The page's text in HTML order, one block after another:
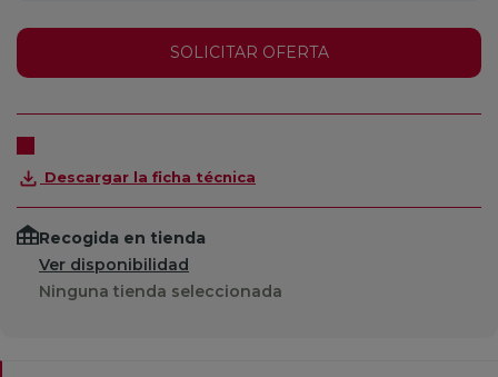
SOLICITAR OFERTA
Descargar la ficha técnica
Recogida en tienda
Ver disponibilidad
Ninguna tienda seleccionada